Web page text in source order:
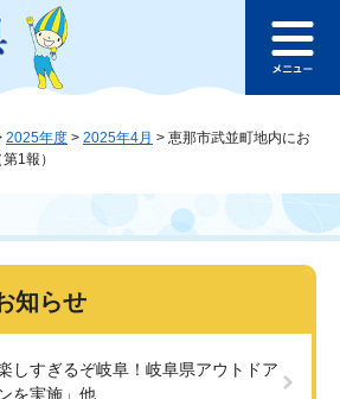
このページの本文へ
ュ
2025年度 > 2025年4月 > 恵那市武並町地内にお
1報）
知らせ
しすぎるぞ岐阜！岐阜県アウトドア
を実施」他